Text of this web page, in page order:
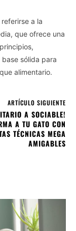
a la
que ofrece una
sólida para
alimentario.
ARTÍCULO SIGUIENTE
A SOCIABLE!
A TU GATO CON
TÉCNICAS MEGA
AMIGABLES